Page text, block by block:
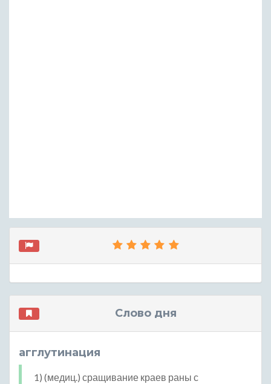
Слово дня
агглутинация
1) (медиц.) сращивание краев раны с